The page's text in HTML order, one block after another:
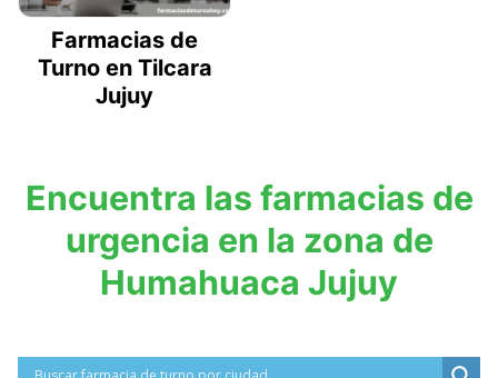
Farmacias de
Turno en Tilcara
Jujuy
Encuentra las farmacias de
urgencia en la zona de
Humahuaca Jujuy